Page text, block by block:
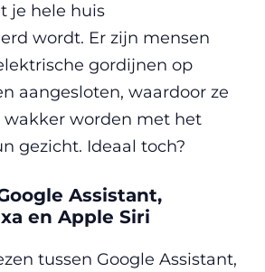
je hele huis
wordt. Er zijn mensen
gordijnen op
aangesloten, waardoor ze
wakker worden met het
gezicht. Ideaal toch?
Assistant,
en Apple Siri
tussen Google Assistant,